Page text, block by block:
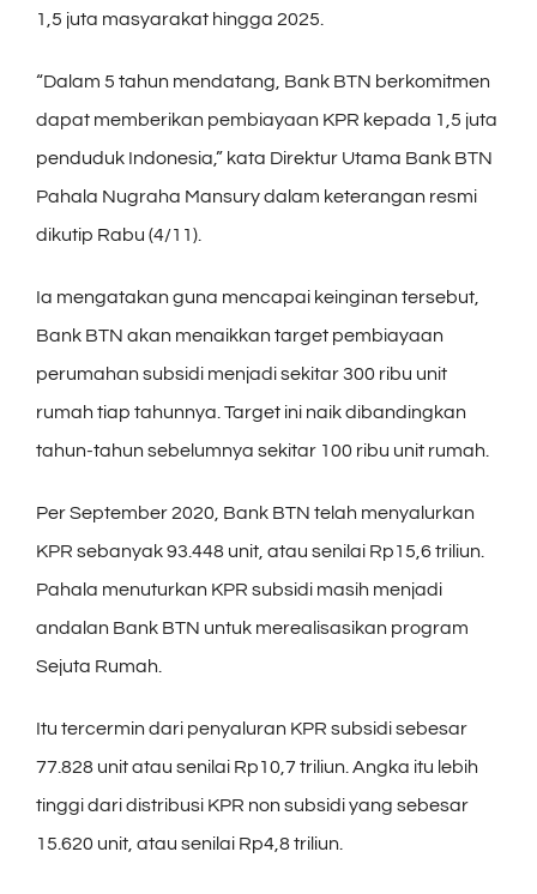
1,5 juta masyarakat hingga 2025.
“Dalam 5 tahun mendatang, Bank BTN berkomitmen
dapat memberikan pembiayaan KPR kepada 1,5 juta
penduduk Indonesia,” kata Direktur Utama Bank BTN
Pahala Nugraha Mansury dalam keterangan resmi
dikutip Rabu (4/11).
Ia mengatakan guna mencapai keinginan tersebut,
Bank BTN akan menaikkan target pembiayaan
perumahan subsidi menjadi sekitar 300 ribu unit
rumah tiap tahunnya. Target ini naik dibandingkan
tahun-tahun sebelumnya sekitar 100 ribu unit rumah.
Per September 2020, Bank BTN telah menyalurkan
KPR sebanyak 93.448 unit, atau senilai Rp15,6 triliun.
Pahala menuturkan KPR subsidi masih menjadi
andalan Bank BTN untuk merealisasikan program
Sejuta Rumah.
Itu tercermin dari penyaluran KPR subsidi sebesar
77.828 unit atau senilai Rp10,7 triliun. Angka itu lebih
tinggi dari distribusi KPR non subsidi yang sebesar
15.620 unit, atau senilai Rp4,8 triliun.